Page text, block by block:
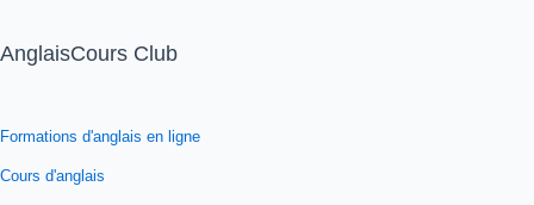
AnglaisCours Club
Formations d'anglais en ligne
Cours d'anglais